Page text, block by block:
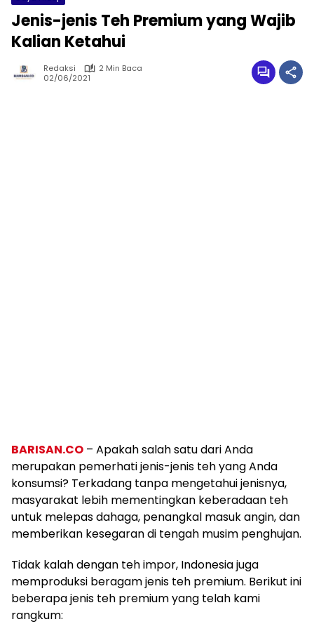
Jenis-jenis Teh Premium yang Wajib
Kalian Ketahui
Redaksi
2 Min Baca
02/06/2021
BARISAN.CO – Apakah salah satu dari Anda
merupakan pemerhati jenis-jenis teh yang Anda
konsumsi? Terkadang tanpa mengetahui jenisnya,
masyarakat lebih mementingkan keberadaan teh
untuk melepas dahaga, penangkal masuk angin, dan
memberikan kesegaran di tengah musim penghujan.
Tidak kalah dengan teh impor, Indonesia juga
memproduksi beragam jenis teh premium. Berikut ini
beberapa jenis teh premium yang telah kami
rangkum: